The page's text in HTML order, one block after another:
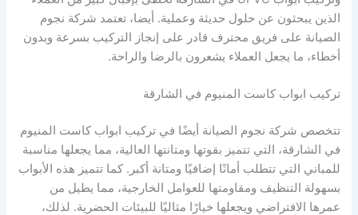
الذين يبحثون عن حلول حديثة وعملية. أيضا، تعتمد شركة نجوم
الصيانة على فريق محترف قادر على إنجاز التركيب بسرعة وبدون
أخطاء، ما يجعل العملاء يشعرون بالرضا والراحة.
تركيب ابواب كاست المنيوم في الشارقة
تتخصص شركة نجوم الصيانة أيضًا في تركيب ابواب كاست المنيوم
في الشارقة، التي تتميز بقوتها ومتانتها العالية، مما يجعلها مناسبة
للمباني التي تتطلب أمانًا إضافيًا ومتانة أكبر. كما تتميز هذه الأبواب
بسهولة التنظيف ومقاومتها للعوامل الخارجية، مما يطيل من
عمرها الافتراضي ويجعلها خيارًا مثاليًا للبيئات الحضرية. لذلك،